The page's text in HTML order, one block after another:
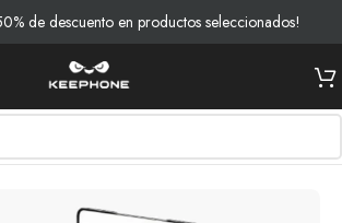
de descuento en productos seleccionados!
y Protección